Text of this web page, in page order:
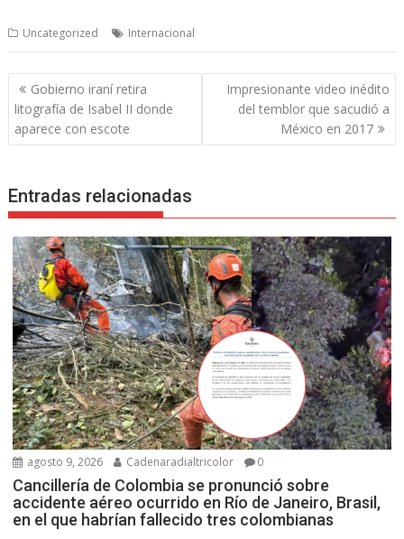
Uncategorized Internacional
Navegación
de
entradas
Gobierno iraní retira
litografía de Isabel II donde
aparece con escote
Impresionante video inédito
del temblor que sacudió a
México en 2017
Entradas relacionadas
agosto 9, 2026 Cadenaradialtricolor 0
Cancillería de Colombia se pronunció sobre
accidente aéreo ocurrido en Río de Janeiro, Brasil,
en el que habrían fallecido tres colombianas